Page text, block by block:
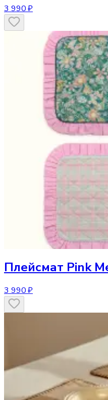
3 990 ₽
Плейсмат Pink
3 990 ₽